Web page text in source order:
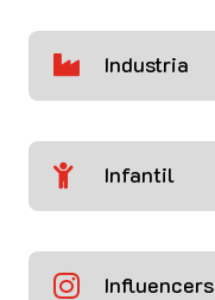
 Industria
 Infantil
 Influencers